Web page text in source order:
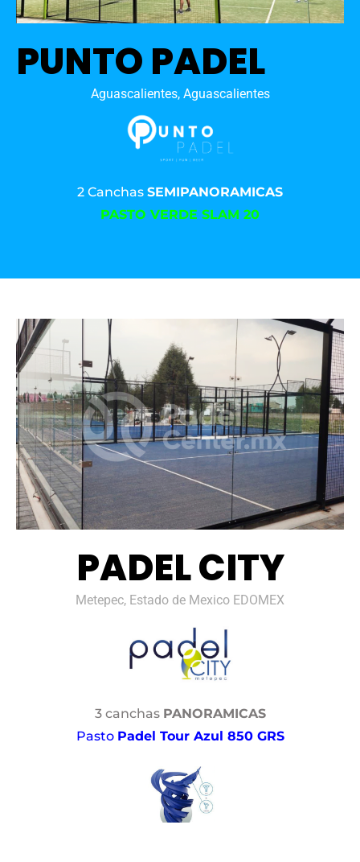
PUNTO PADEL
Aguascalientes, Aguascalientes
2 Canchas SEMIPANORAMICAS
PASTO VERDE SLAM 20
PADEL CITY
Metepec, Estado de Mexico EDOMEX
3 canchas PANORAMICAS
Pasto Padel Tour Azul 850 GRS